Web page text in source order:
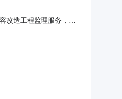
改造工程监理服务，确
：山西省太原市小店